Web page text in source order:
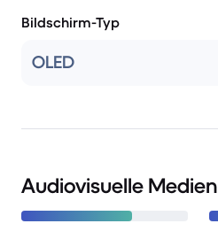
Bildschirm-Typ
OLED
Audiovisuelle Medien